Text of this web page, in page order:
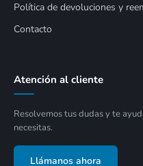
Política de devoluciones y
Contacto
Atención al cliente
Resolvemos tus dudas y te
necesitas.
Llámanos ahora